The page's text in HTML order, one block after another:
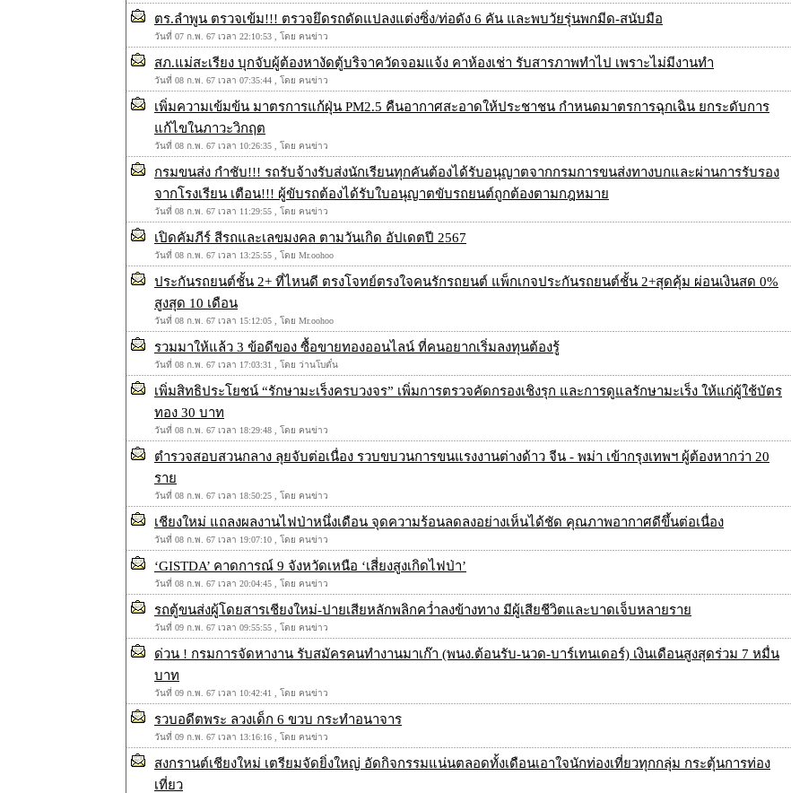
ตร.ลำพูน ตรวจเข้ม!!! ตรวจยึดรถดัดแปลงแต่งซิ่ง/ท่อดัง 6 คัน และพบวัยรุ่นพกมีด-สนับมือ
วันที่ 07 ก.พ. 67 เวลา 22:10:53 , โดย คนข่าว
สภ.แม่สะเรียง บุกจับผู้ต้องหางัดตู้บริจาควัดจอมแจ้ง คาห้องเช่า รับสารภาพทำไป เพราะไม่มีงานทำ
วันที่ 08 ก.พ. 67 เวลา 07:35:44 , โดย คนข่าว
เพิ่มความเข้มข้น มาตรการแก้ฝุ่น PM2.5 คืนอากาศสะอาดให้ประชาชน กำหนดมาตรการฉุกเฉิน ยกระดับการ
แก้ไขในภาวะวิกฤต
วันที่ 08 ก.พ. 67 เวลา 10:26:35 , โดย คนข่าว
กรมขนส่ง กำชับ!!! รถรับจ้างรับส่งนักเรียนทุกคันต้องได้รับอนุญาตจากกรมการขนส่งทางบกและผ่านการรับรอง
จากโรงเรียน เตือน!!! ผู้ขับรถต้องได้รับใบอนุญาตขับรถยนต์ถูกต้องตามกฎหมาย
วันที่ 08 ก.พ. 67 เวลา 11:29:55 , โดย คนข่าว
เปิดคัมภีร์ สีรถและเลขมงคล ตามวันเกิด อัปเดตปี 2567
วันที่ 08 ก.พ. 67 เวลา 13:25:55 , โดย Mr.oohoo
ประกันรถยนต์ชั้น 2+ ที่ไหนดี ตรงโจทย์ตรงใจคนรักรถยนต์ แพ็กเกจประกันรถยนต์ชั้น 2+สุดคุ้ม ผ่อนเงินสด 0%
สูงสุด 10 เดือน
วันที่ 08 ก.พ. 67 เวลา 15:12:05 , โดย Mr.oohoo
รวมมาให้แล้ว 3 ข้อดีของ ซื้อขายทองออนไลน์ ที่คนอยากเริ่มลงทุนต้องรู้
วันที่ 08 ก.พ. 67 เวลา 17:03:31 , โดย ว่านโบตั๋น
เพิ่มสิทธิประโยชน์ “รักษามะเร็งครบวงจร” เพิ่มการตรวจคัดกรองเชิงรุก และการดูแลรักษามะเร็ง ให้แก่ผู้ใช้บัตร
ทอง 30 บาท
วันที่ 08 ก.พ. 67 เวลา 18:29:48 , โดย คนข่าว
ตำรวจสอบสวนกลาง ลุยจับต่อเนื่อง รวบขบวนการขนแรงงานต่างด้าว จีน - พม่า เข้ากรุงเทพฯ ผู้ต้องหากว่า 20
ราย
วันที่ 08 ก.พ. 67 เวลา 18:50:25 , โดย คนข่าว
เชียงใหม่ แถลงผลงานไฟป่าหนึ่งเดือน จุดความร้อนลดลงอย่างเห็นได้ชัด คุณภาพอากาศดีขึ้นต่อเนื่อง
วันที่ 08 ก.พ. 67 เวลา 19:07:10 , โดย คนข่าว
‘GISTDA’ คาดการณ์ 9 จังหวัดเหนือ ‘เสี่ยงสูงเกิดไฟป่า’
วันที่ 08 ก.พ. 67 เวลา 20:04:45 , โดย คนข่าว
รถตู้ขนส่งผู้โดยสารเชียงใหม่-ปายเสียหลักพลิกคว่ำลงข้างทาง มีผู้เสียชีวิตและบาดเจ็บหลายราย
วันที่ 09 ก.พ. 67 เวลา 09:55:55 , โดย คนข่าว
ด่วน ! กรมการจัดหางาน รับสมัครคนทำงานมาเก๊า (พนง.ต้อนรับ-นวด-บาร์เทนเดอร์) เงินเดือนสูงสุดร่วม 7 หมื่น
บาท
วันที่ 09 ก.พ. 67 เวลา 10:42:41 , โดย คนข่าว
รวบอดีตพระ ลวงเด็ก 6 ขวบ กระทำอนาจาร
วันที่ 09 ก.พ. 67 เวลา 13:16:16 , โดย คนข่าว
สงกรานต์เชียงใหม่ เตรียมจัดยิ่งใหญ่ อัดกิจกรรมแน่นตลอดทั้งเดือนเอาใจนักท่องเที่ยวทุกกลุ่ม กระตุ้นการท่อง
เที่ยว